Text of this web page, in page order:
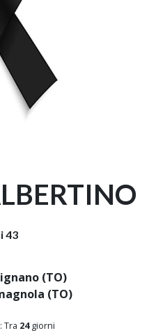
43
(TO)
(TO)
Tra 24giorni